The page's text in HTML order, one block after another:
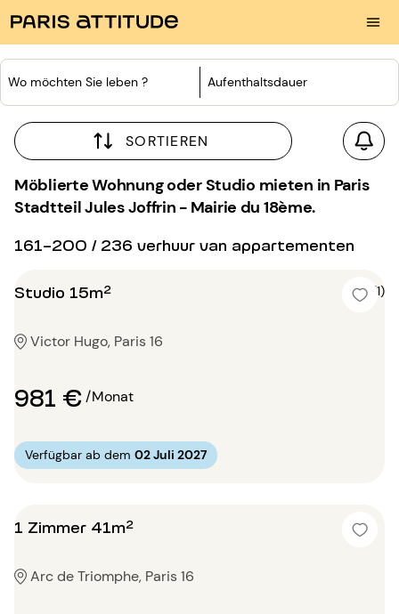
Wo möchten Sie leben ? Aufenthaltsdauer
SORTIEREN
Möblierte Wohnung oder Studio mieten in Paris
Stadtteil Jules Joffrin - Mairie du 18ème.
161-200 / 236 verhuur van appartementen
Studio 15m² 5 (1)
Victor Hugo, Paris 16
981 €/Monat
Verfügbar ab dem 02 Juli 2027
1 Zimmer 41m²
Arc de Triomphe, Paris 16